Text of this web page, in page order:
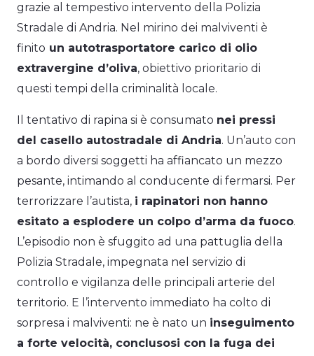
grazie al tempestivo intervento della Polizia
Stradale di Andria. Nel mirino dei malviventi è
finito un autotrasportatore carico di olio
extravergine d’oliva, obiettivo prioritario di
questi tempi della criminalità locale.
Il tentativo di rapina si è consumato nei pressi
del casello autostradale di Andria. Un’auto con
a bordo diversi soggetti ha affiancato un mezzo
pesante, intimando al conducente di fermarsi. Per
terrorizzare l’autista, i rapinatori non hanno
esitato a esplodere un colpo d’arma da fuoco.
L’episodio non è sfuggito ad una pattuglia della
Polizia Stradale, impegnata nel servizio di
controllo e vigilanza delle principali arterie del
territorio. E l’intervento immediato ha colto di
sorpresa i malviventi: ne è nato un inseguimento
a forte velocità, conclusosi con la fuga dei